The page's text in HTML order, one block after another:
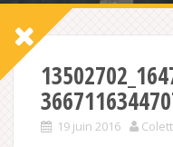
19 juin 2016